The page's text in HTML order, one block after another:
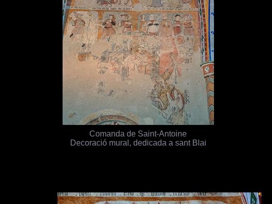
Comanda de Saint-Antoine
Decoració mural, dedicada a sant Blai